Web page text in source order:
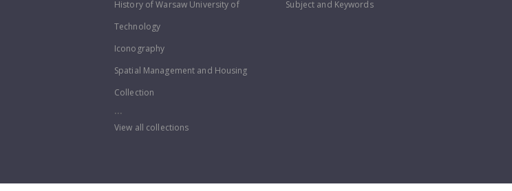
History of Warsaw University of
Technology
Iconography
Spatial Management and Housing
Collection
...
View all collections
Subject and Keywords